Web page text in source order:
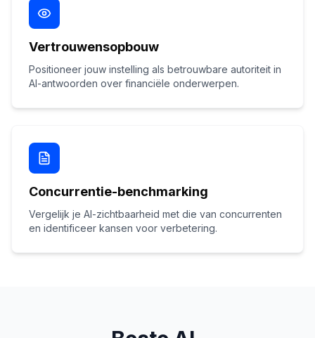
Vertrouwensopbouw
Positioneer jouw instelling als betrouwbare autoriteit in
AI-antwoorden over financiële onderwerpen.
Concurrentie-benchmarking
Vergelijk je AI-zichtbaarheid met die van concurrenten
en identificeer kansen voor verbetering.